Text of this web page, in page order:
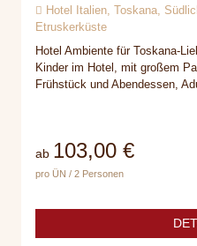
Hotel Italien, Toskana,
Etruskerküste
Hotel Ambiente für Toskana-
Kinder im Hotel, mit großem
Frühstück und Abendessen,
ab 103,00 €
pro ÜN / 2 Personen